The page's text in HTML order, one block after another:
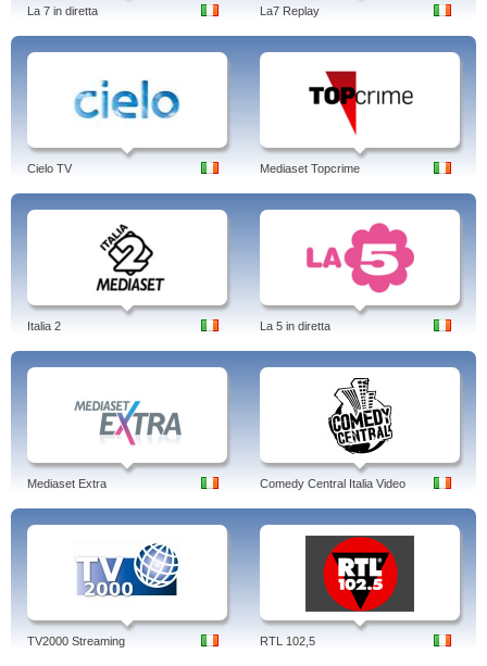
La 7 in diretta La7 Replay
Cielo TV Mediaset Topcrime
Italia 2 La 5 in diretta
Mediaset Extra Comedy Central Italia Video
TV2000 Streaming RTL 102,5